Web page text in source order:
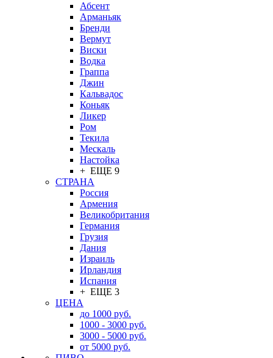
Абсент
Арманьяк
Бренди
Вермут
Виски
Водка
Граппа
Джин
Кальвадос
Коньяк
Ликер
Ром
Текила
Мескаль
Настойка
+ ЕЩЕ 9
СТРАНА
Россия
Армения
Великобритания
Германия
Грузия
Дания
Израиль
Ирландия
Испания
+ ЕЩЕ 3
ЦЕНА
до 1000 руб.
1000 - 3000 руб.
3000 - 5000 руб.
от 5000 руб.